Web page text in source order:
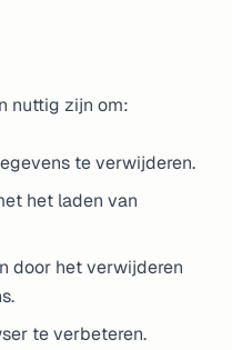
nuttig zijn om:
te verwijderen.
het laden van
door het verwijderen
te verbeteren.